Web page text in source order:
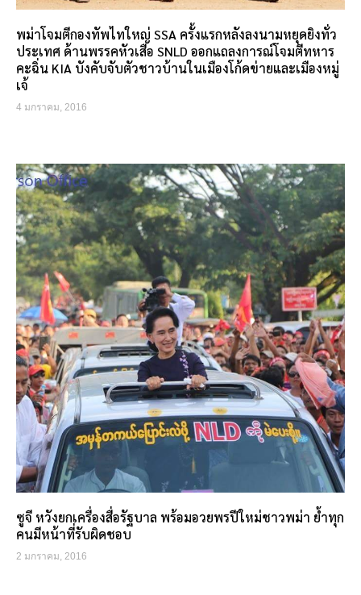
พม่าโจมตีกองทัพไทใหญ่ SSA ครั้งแรกหลังลงนามหยุดยิงทั่ว
ประเทศ ด้านพรรคหัวเสือ SNLD ออกแถลงการณ์โจมตีทหาร
คะฉิ่น KIA บังคับจับตัวชาวบ้านในเมืองโก้ดข่ายและเมืองหมู่
เจ้
4 มกราคม, 2016
ซูจี หวังยกเครื่องสื่อรัฐบาล พร้อมอวยพรปีใหม่ชาวพม่า ย้ำทุก
คนมีหน้าที่รับผิดชอบ
2 มกราคม, 2016